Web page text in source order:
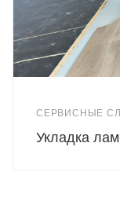
СЕРВИСНЫЕ
Укладка